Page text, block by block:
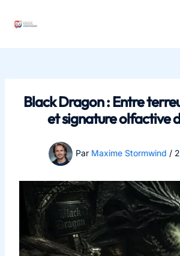
Black Dragon : Entre
et signature olfactive
Par Maxime Stormwind /